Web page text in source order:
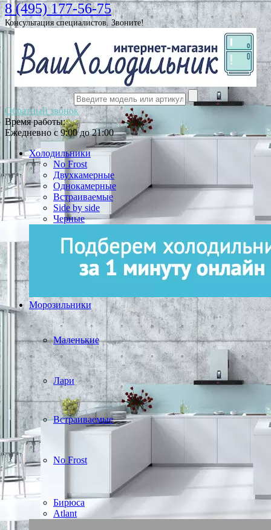
8 (495) 177-56-75
Консультация специалистов. Звоните!
Обратный звонок
Время работы:
Ежедневно с 9:00 до 21:00
Холодильники
No Frost
Двухкамерные
Однокамерные
Встраиваемые
Side by side
Черные
Морозильники
Маленькие
Лари
Встраиваемые
No Frost
Бирюса
Atlant